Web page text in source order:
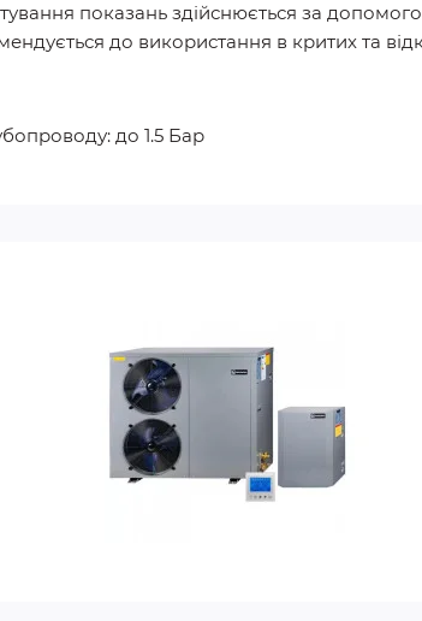
показань здійснюється за
до використання в критих та
до 1.5 Бар